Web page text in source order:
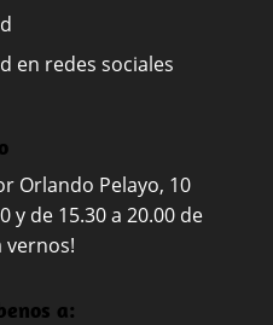
en redes sociales
Orlando Pelayo, 10
y de 15.30 a 20.00 de
vernos!
a: